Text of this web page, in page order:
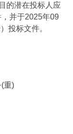
的潜在投标人应
，并于2025年09
）投标文件。
重)